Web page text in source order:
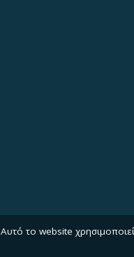
Αυτό το website